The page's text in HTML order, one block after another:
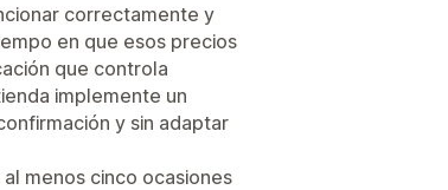
correctamente y
en que esos precios
que controla
implemente un
y sin adaptar
menos cinco ocasiones